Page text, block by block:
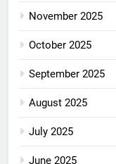
November 2025
October 2025
September 2025
August 2025
July 2025
June 2025